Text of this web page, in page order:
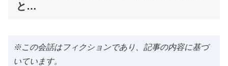
と…
※この会話はフィクションであり、記事の内容に基づ
いています。